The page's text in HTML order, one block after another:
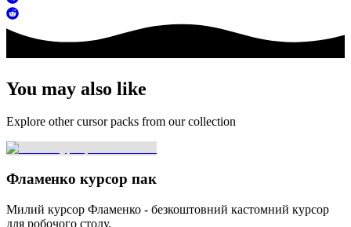
You may also like
Explore other cursor packs from our collection
Фламенко курсор пак
Милий курсор Фламенко - безкоштовний кастомний курсор
для робочого столу.